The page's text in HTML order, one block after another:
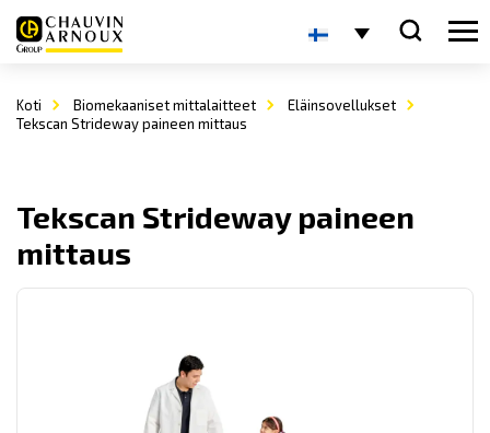
Koti Biomekaaniset mittalaitteet
Eläinsovellukset
Tekscan Strideway paineen mittaus
Tekscan Strideway paineen
mittaus